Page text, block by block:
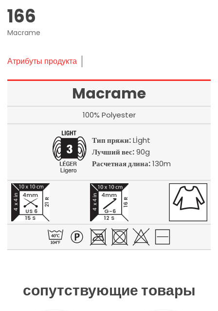
166
Macrame
Атрибуты продукта
Macrame
100% Polyester
Тип пряжи:Lİght
Лучший вес:90g
Расчетная длина:130m
15 S
21 R
4mm
US 6
12 S
16 R
4mm
G-6
сопутствующие товары